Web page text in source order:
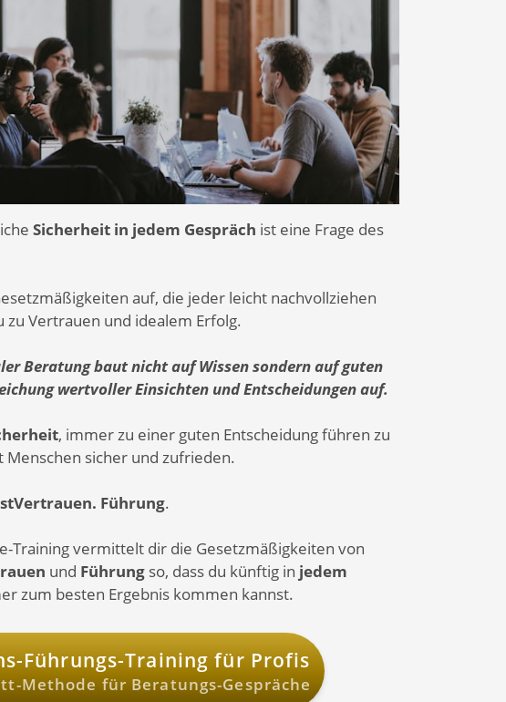
Sicherheit in jedem Gespräch ist eine Frage des
auf, die jeder leicht nachvollziehen
zu Vertrauen und idealem Erfolg.
Beratung baut nicht auf Wissen sondern auf guten
wertvoller Einsichten und Entscheidungen auf.
, immer zu einer guten Entscheidung führen zu
Menschen sicher und zufrieden.
Führung.
Training vermittelt dir die Gesetzmäßigkeiten von
und Führung so, dass du künftig in jedem
zum besten Ergebnis kommen kannst.
Führungs-Training für Profis
Methode für Beratungs-Gespräche